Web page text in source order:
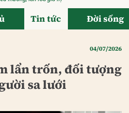
Tin tức Đời sống
04/07/2026
lẩn trốn, đối tượng
sa lưới